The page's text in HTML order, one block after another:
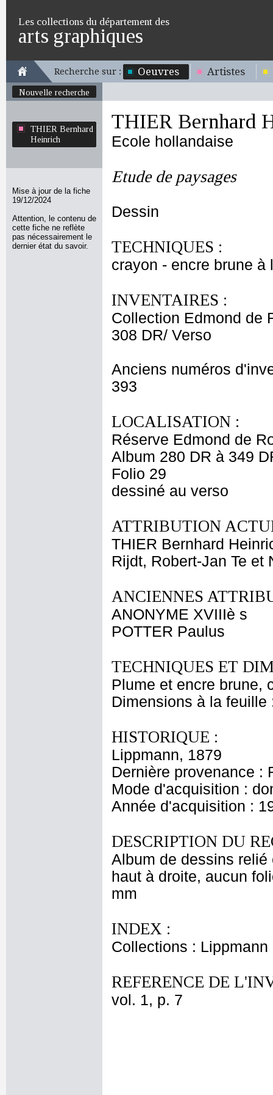
Les collections du département des
arts graphiques
Recherche sur : Oeuvres Artistes
Nouvelle recherche
THIER Bernhard
Heinrich
Mise à jour de la fiche
19/12/2024
Attention, le contenu de
cette fiche ne reflète
pas nécessairement le
dernier état du savoir.
THIER Bernhard
Ecole hollandaise
Etude de paysages
Dessin
TECHNIQUES :
crayon - encre brune à
INVENTAIRES :
Collection Edmond de
308 DR/ Verso
Anciens numéros
393
LOCALISATION :
Réserve Edmond de
Album 280 DR à 349
Folio 29
dessiné au verso
ATTRIBUTION
THIER Bernhard
Rijdt, Robert-Jan Te et
ANCIENNES
ANONYME XVIIIè s
POTTER Paulus
TECHNIQUES ET
Plume et encre brune,
Dimensions à la
HISTORIQUE :
Lippmann, 1879
Dernière provenance :
Mode d'acquisition :
Année d'acquisition :
DESCRIPTION DU
Album de dessins
haut à droite, aucun
mm
INDEX :
Collections : Lippmann
REFERENCE DE
vol. 1, p. 7